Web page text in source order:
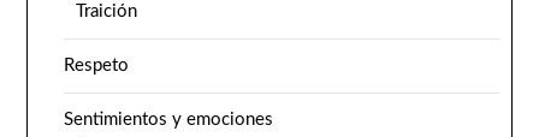
Traición
Respeto
Sentimientos y emociones